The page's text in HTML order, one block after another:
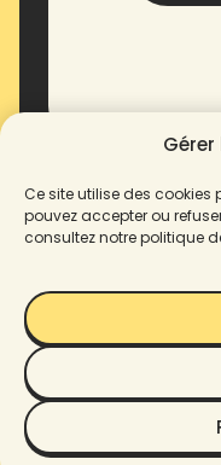
Ce site utilise des cookies
pouvez accepter ou
consultez notre politique
Politique de